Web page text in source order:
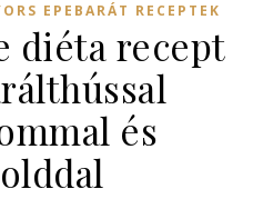
EPEBARÁT RECEPTEK
diéta recept
és